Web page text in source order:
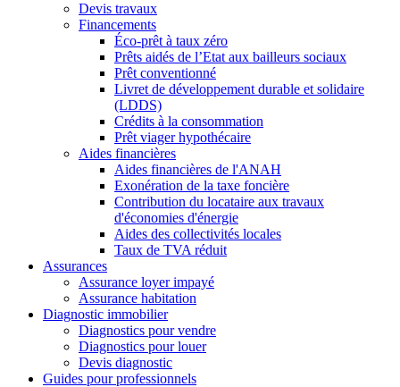
Devis travaux
Financements
Éco-prêt à taux zéro
Prêts aidés de l’Etat aux bailleurs sociaux
Prêt conventionné
Livret de développement durable et solidaire
(LDDS)
Crédits à la consommation
Prêt viager hypothécaire
Aides financières
Aides financières de l'ANAH
Exonération de la taxe foncière
Contribution du locataire aux travaux
d'économies d'énergie
Aides des collectivités locales
Taux de TVA réduit
Assurances
Assurance loyer impayé
Assurance habitation
Diagnostic immobilier
Diagnostics pour vendre
Diagnostics pour louer
Devis diagnostic
Guides pour professionnels